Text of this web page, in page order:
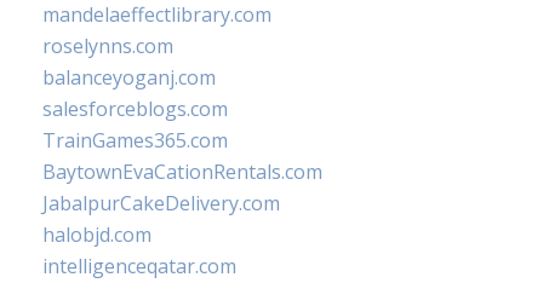
mandelaeffectlibrary.com
roselynns.com
balanceyoganj.com
salesforceblogs.com
TrainGames365.com
BaytownEvaCationRentals.com
JabalpurCakeDelivery.com
halobjd.com
intelligenceqatar.com